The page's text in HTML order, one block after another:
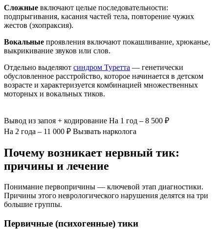
Сложные включают целые последовательности:
подпрыгивания, касания частей тела, повторение чужих
жестов (эхопраксия).
Вокальные проявления включают покашливание, хрюканье,
выкрикивание звуков или слов.
Отдельно выделяют синдром Туретта — генетически
обусловленное расстройство, которое начинается в детском
возрасте и характеризуется комбинацией множественных
моторных и вокальных тиков.
Вывод из запоя + кодирование На 1 год – 8 500 ₽
На 2 года – 11 000 ₽ Вызвать нарколога
Почему возникает нервный тик:
причины и лечение
Понимание первопричины — ключевой этап диагностики.
Причины этого неврологического нарушения делятся на три
большие группы.
Первичные (психогенные) тики